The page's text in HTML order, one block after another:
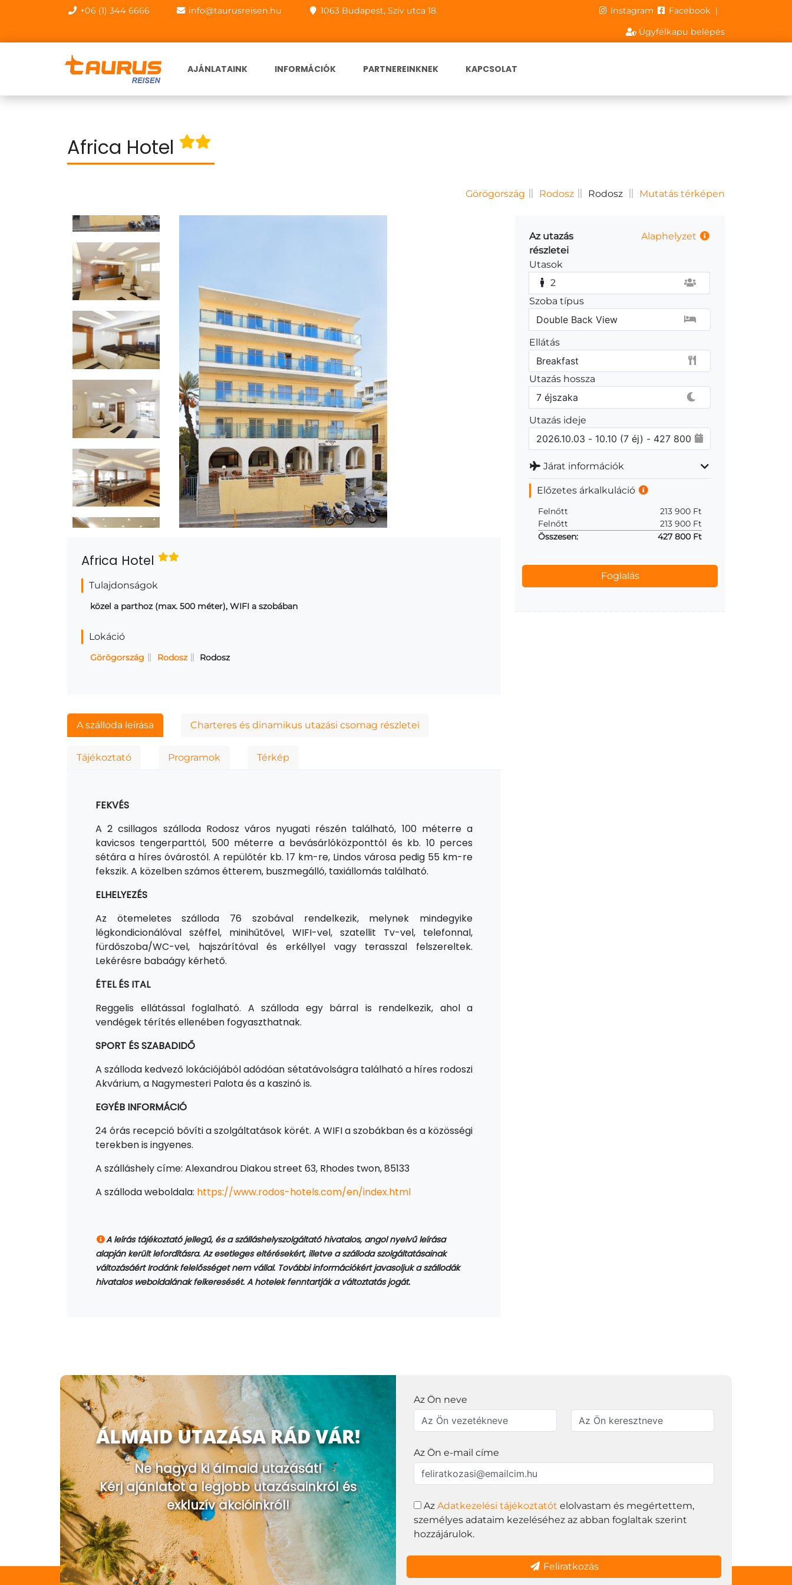
+06 (1) 344 6666 info@taurusreisen.hu 1063 Budapest, Szív utca 18. Instagram Facebook |
Ügyfélkapu belépés
AJÁNLATAINK INFORMÁCIÓK PARTNEREINKNEK KAPCSOLAT
Africa Hotel
Görögország Rodosz Rodosz Mutatás térképen
Africa Hotel
Tulajdonságok
közel a parthoz (max. 500 méter), WIFI a szobában
Lokáció
Görögország Rodosz Rodosz
A szálloda leírása Charteres és dinamikus utazási csomag részletei
Tájékoztató Programok Térkép
FEKVÉS
A 2 csillagos szálloda Rodosz város nyugati részén található, 100 méterre a
kavicsos tengerparttól, 500 méterre a bevásárlóközponttól és kb. 10 perces
sétára a híres óvárostól. A repülőtér kb. 17 km-re, Lindos városa pedig 55 km-re
fekszik. A közelben számos étterem, buszmegálló, taxiállomás található.
ELHELYEZÉS
Az ötemeletes szálloda 76 szobával rendelkezik, melynek mindegyike
légkondicionálóval széffel, minihűtővel, WIFI-vel, szatellit Tv-vel, telefonnal,
fürdőszoba/WC-vel, hajszárítóval és erkéllyel vagy terasszal felszereltek.
Lekérésre babaágy kérhető.
ÉTEL ÉS ITAL
Reggelis ellátással foglalható. A szálloda egy bárral is rendelkezik, ahol a
vendégek térítés ellenében fogyaszthatnak.
SPORT ÉS SZABADIDŐ
A szálloda kedvező lokációjából adódóan sétatávolságra található a híres rodoszi
Akvárium, a Nagymesteri Palota és a kaszinó is.
EGYÉB INFORMÁCIÓ
24 órás recepció bővíti a szolgáltatások körét. A WIFI a szobákban és a közösségi
terekben is ingyenes.
A szálláshely címe: Alexandrou Diakou street 63, Rhodes twon, 85133
A szálloda weboldala: https://www.rodos-hotels.com/en/index.html
A leírás tájékoztató jellegű, és a szálláshelyszolgáltató hivatalos, angol nyelvű leírása
alapján került lefordításra. Az esetleges eltérésekért, illetve a szálloda szolgáltatásainak
változásáért Irodánk felelősséget nem vállal. További információkért javasoljuk a szállodák
hivatalos weboldalának felkeresését. A hotelek fenntartják a változtatás jogát.
Az utazás
részletei
Alaphelyzet
Utasok
2
Szoba típus
Ellátás
Utazás hossza
Utazás ideje
Járat információk
Előzetes árkalkuláció
Felnőtt
213 900 Ft
Felnőtt
213 900 Ft
Összesen:
427 800 Ft
ÁLMAID UTAZÁSA RÁD VÁR!
Ne hagyd ki álmaid utazását!
Kérj ajánlatot a legjobb utazásainkról és
exkluzív akcióinkról!
Az Ön neve
Az Ön e-mail címe
Az Adatkezelési tájékoztatót elolvastam és megértettem,
személyes adataim kezeléséhez az abban foglaltak szerint
hozzájárulok.
Feliratkozás